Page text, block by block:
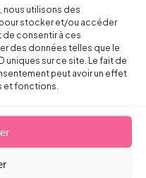
nous utilisons des
stocker et/ou accéder
de consentir à ces
des données telles que le
uniques sur ce site. Le fait de
peut avoir un effet
et fonctions.
tenant à
et à son niveau
de la situation
niveau local ou
considéré.